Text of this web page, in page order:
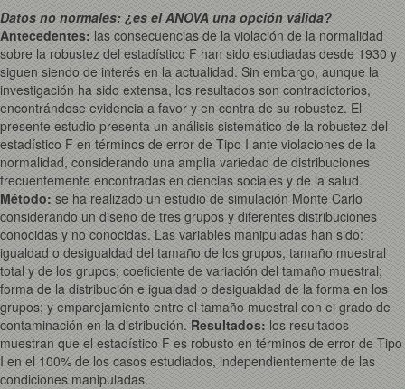
Datos no normales: ¿es el ANOVA una opción válida?
Antecedentes: las consecuencias de la violación de la normalidad
sobre la robustez del estadístico F han sido estudiadas desde 1930 y
siguen siendo de interés en la actualidad. Sin embargo, aunque la
investigación ha sido extensa, los resultados son contradictorios,
encontrándose evidencia a favor y en contra de su robustez. El
presente estudio presenta un análisis sistemático de la robustez del
estadístico F en términos de error de Tipo I ante violaciones de la
normalidad, considerando una amplia variedad de distribuciones
frecuentemente encontradas en ciencias sociales y de la salud.
Método: se ha realizado un estudio de simulación Monte Carlo
considerando un diseño de tres grupos y diferentes distribuciones
conocidas y no conocidas. Las variables manipuladas han sido:
igualdad o desigualdad del tamaño de los grupos, tamaño muestral
total y de los grupos; coeficiente de variación del tamaño muestral;
forma de la distribución e igualdad o desigualdad de la forma en los
grupos; y emparejamiento entre el tamaño muestral con el grado de
contaminación en la distribución. Resultados: los resultados
muestran que el estadístico F es robusto en términos de error de Tipo
I en el 100% de los casos estudiados, independientemente de las
condiciones manipuladas.